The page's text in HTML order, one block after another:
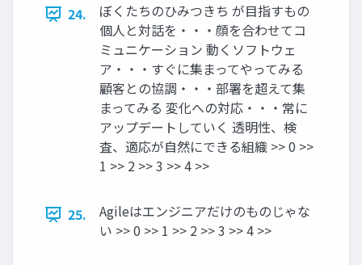
24.
ぼくたちのひみつきち が目指すもの
個人と対話を・・・顔を合わせてコ
ミュニケーション 動くソフトウェ
ア・・・すぐに集まってやってみる
顧客との協調・・・部署を超えて集
まってみる 変化への対応・・・常に
アップデートしていく 透明性、検
査、適応が自然にできる組織 >> 0 >>
1 >> 2 >> 3 >> 4 >>
25.
Agileはエンジニアだけのものじゃな
い >> 0 >> 1 >> 2 >> 3 >> 4 >>